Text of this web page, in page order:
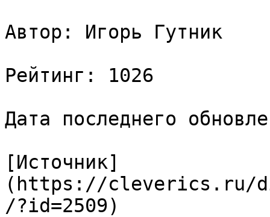
Автор: Игорь Гутник
Рейтинг: 1026
Дата последнего
[Источник]
(https://cleverics.ru/
/?id=2509)